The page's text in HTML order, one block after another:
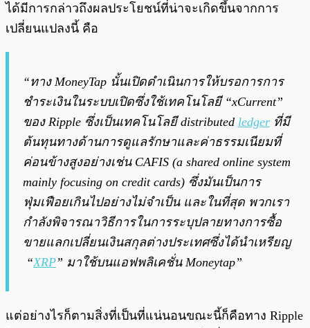
ได้มีการกล่าวถึงผลประโยชน์ที่น่าจะเกิดขึ้นจากการ
เปลี่ยนแปลงนี้ คือ
“ทาง MoneyTap นั้นเปิดดำเนินการให้บรอการการ
ชำระเงินในระบบเปิดซึ่งใช้เทคโนโลยี “xCurrent”
ของ Ripple ซึ่งเป็นเทคโนโลยี distributed ledger ที่มี
ต้นทุนทางด้านการดูแลรักษาและค่าธรรมเนียมที่
ค่อนข้างสูงอย่างเช่น CAFIS (a shared online system
mainly focusing on credit cards) ซึ่งมันเป็นการ
ฟุ่มเฟือยเกินไปอย่างไม่จำเป็น และในที่สุด พวกเรา
กำลังพิจารณาวิธีการในการระบุปลายทางการซื้อ
ขายแลกเปลี่ยนเงินสกุลต่างประเทศซึ่งได้นำเหรียญ
“XRP” มาใช้บนแอฟพลิเคชั่น Moneytap”
แต่อย่างไรก็ตามสิ่งที่เป็นที่แน่นอนขณะนี้ก็คือทาง Ripple